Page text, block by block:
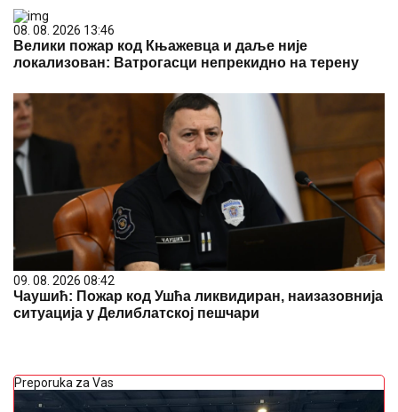
08. 08. 2026 13:46
Велики пожар код Књажевца и даље није
локализован: Ватрогасци непрекидно на терену
09. 08. 2026 08:42
Чаушић: Пожар код Ушћа ликвидиран, наизазовнија
ситуација у Делиблатској пешчари
Preporuka za Vas